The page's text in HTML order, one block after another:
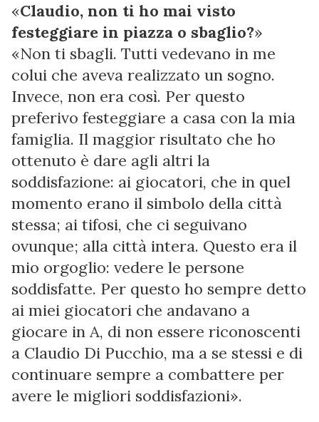
«Claudio, non ti ho mai visto
festeggiare in piazza o sbaglio?»
«Non ti sbagli. Tutti vedevano in me
colui che aveva realizzato un sogno.
Invece, non era così. Per questo
preferivo festeggiare a casa con la mia
famiglia. Il maggior risultato che ho
ottenuto è dare agli altri la
soddisfazione: ai giocatori, che in quel
momento erano il simbolo della città
stessa; ai tifosi, che ci seguivano
ovunque; alla città intera. Questo era il
mio orgoglio: vedere le persone
soddisfatte. Per questo ho sempre detto
ai miei giocatori che andavano a
giocare in A, di non essere riconoscenti
a Claudio Di Pucchio, ma a se stessi e di
continuare sempre a combattere per
avere le migliori soddisfazioni».